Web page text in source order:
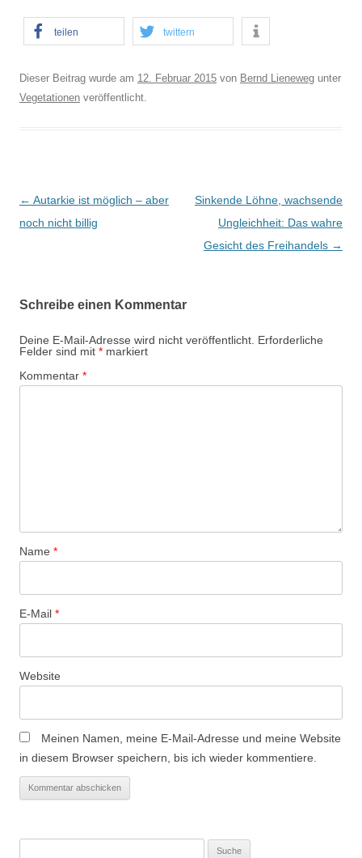
teilen twittern
Dieser Beitrag wurde am 12. Februar 2015 von Bernd Lieneweg unter
Vegetationen veröffentlicht.
B
e
a
g
s
-
i
n
← Autarkie ist möglich – aber
noch nicht billig
Sinkende Löhne, wachsende
Ungleichheit: Das wahre
Gesicht des Freihandels →
Schreibe einen Kommentar
Deine E-Mail-Adresse wird nicht veröffentlicht. Erforderliche
Felder sind mit * markiert
Kommentar *
Name *
E-Mail *
Website
Meinen Namen, meine E-Mail-Adresse und meine Website
in diesem Browser speichern, bis ich wieder kommentiere.